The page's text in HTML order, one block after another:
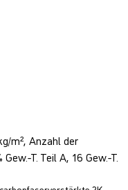
m², Anzahl der
T. Teil A, 16 Gew.-T.